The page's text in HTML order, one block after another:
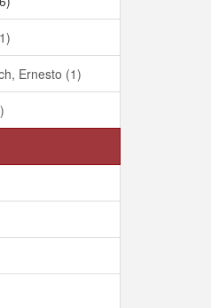
Ernesto (1)